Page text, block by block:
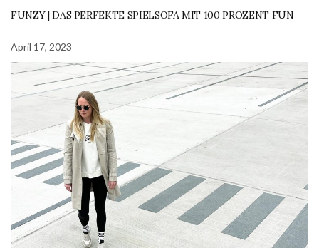
FUNZY | DAS PERFEKTE SPIELSOFA MIT 100 PROZENT FUN
April 17, 2023